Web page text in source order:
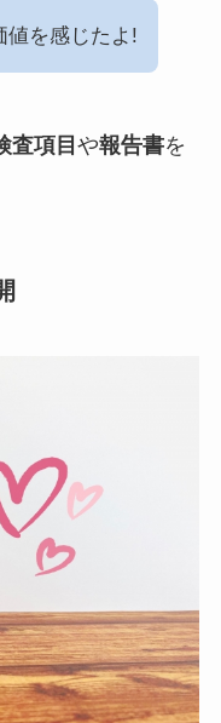
値を感じたよ!
査項目 や報告書を